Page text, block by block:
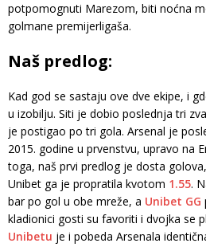
potpomognuti Marezom, biti noćna
golmane premijerligaša.
Naš predlog:
Kad god se sastaju ove dve ekipe, i
u izobilju. Siti je dobio poslednja tri
je postigao po tri gola. Arsenal je
2015. godine u prvenstvu, upravo na
toga, naš prvi predlog je dosta
Unibet ga je propratila kvotom 1.55.
bar po gol u obe mreže, a Unibet GG
kladionici gosti su favoriti i dvojka se
Unibetu je i pobeda Arsenala